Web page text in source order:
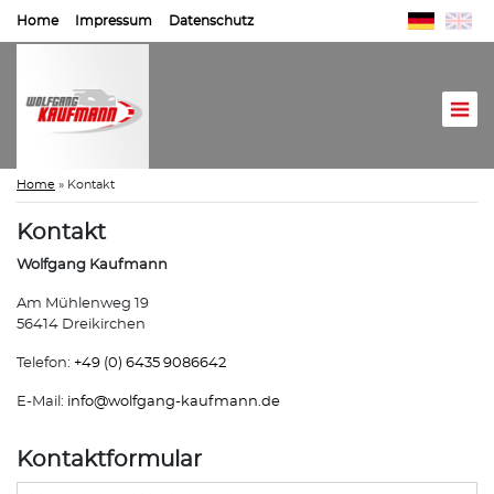
Home Impressum Datenschutz
Home » Kontakt
Kontakt
Wolfgang Kaufmann
Am Mühlenweg 19
56414 Dreikirchen
Telefon: +49 (0) 6435 9086642
E-Mail: info@wolfgang-kaufmann.de
Kontaktformular